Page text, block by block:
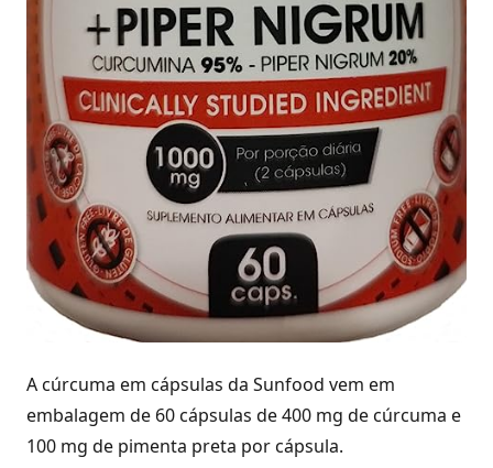
A cúrcuma em cápsulas da Sunfood vem em
embalagem de 60 cápsulas de 400 mg de cúrcuma e
100 mg de pimenta preta por cápsula.